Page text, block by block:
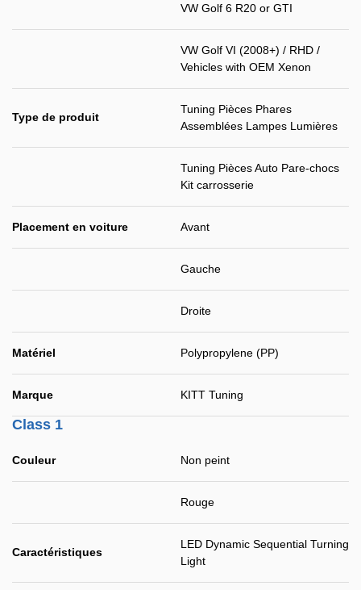
VW Golf 6 R20 or GTI
VW Golf VI (2008+) / RHD /
Vehicles with OEM Xenon
Type de produit
Tuning Pièces Phares
Assemblées Lampes Lumières
Tuning Pièces Auto Pare-chocs
Kit carrosserie
Placement en voiture Avant
Gauche
Droite
Matériel Polypropylene (PP)
Marque KITT Tuning
Class 1
Couleur Non peint
Rouge
Caractéristiques
LED Dynamic Sequential Turning
Light